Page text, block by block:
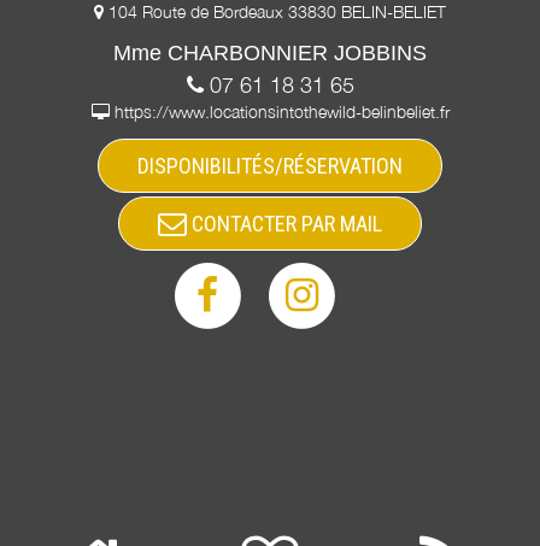
104 Route de Bordeaux 33830 BELIN-BELIET
Mme CHARBONNIER JOBBINS
07 61 18 31 65
https://www.locationsintothewild-belinbeliet.fr
DISPONIBILITÉS/RÉSERVATION
CONTACTER PAR MAIL